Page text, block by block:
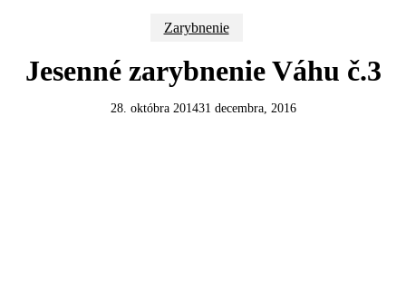
Zarybnenie
Jesenné zarybnenie Váhu č.3
28. októbra 201431 decembra, 2016